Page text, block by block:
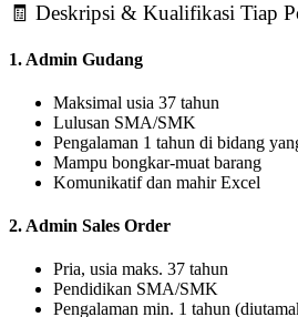
🧾 Deskripsi & Kualifikasi Tiap
1. Admin Gudang
Maksimal usia 37 tahun
Lulusan SMA/SMK
Pengalaman 1 tahun di bidang
Mampu bongkar-muat barang
Komunikatif dan mahir Excel
2. Admin Sales Order
Pria, usia maks. 37 tahun
Pendidikan SMA/SMK
Pengalaman min. 1 tahun